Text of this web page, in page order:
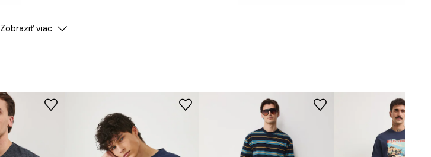
ROZMERY
Model je vysoký 188 cm a má na
sebe veľkosť M
Zobraziť viac